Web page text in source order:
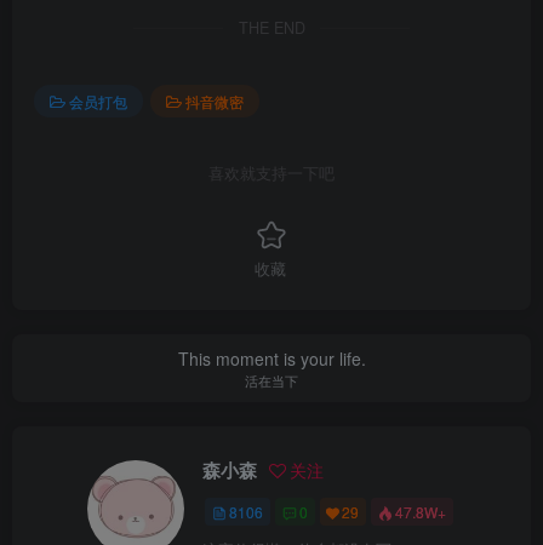
THE END
会员打包 抖音微密
喜欢就支持一下吧
收藏
This moment is your life.
活在当下
森小森 关注
8106 0 29 47.8W+